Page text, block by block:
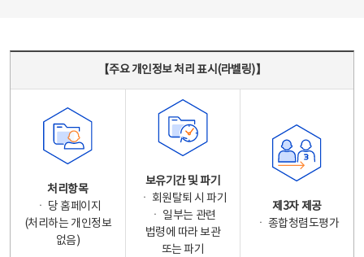
【주요 개인정보 처리 표시(라벨링)】
처리항목
ㆍ 당 홈페이지
(처리하는 개인정보
없음)
보유기간 및 파기
ㆍ 회원탈퇴 시 파기
ㆍ 일부는 관련
법령에 따라 보관
또는 파기
제3자 제공
ㆍ 종합청렴도평가